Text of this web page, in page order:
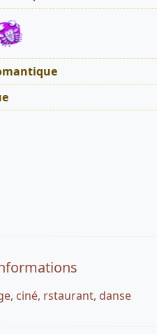
ciné, rstaurant, danse